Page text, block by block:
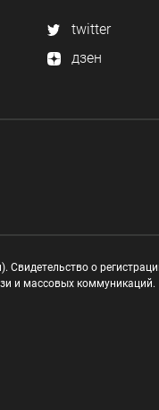
twitter
дзен
Свидетельство о
и массовых коммуникаций.